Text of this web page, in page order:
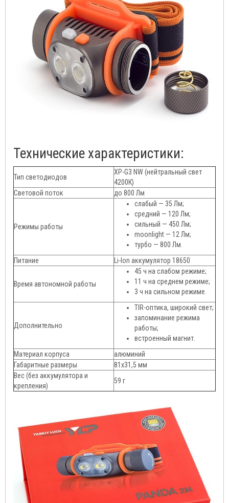
Технические характеристики:
Тип светодиодов
XP-G3 NW (нейтральный свет
4200К)
Световой поток
до 800 Лм
Режимы работы
слабый — 35 Лм;
средний — 120 Лм;
сильный — 450 Лм;
moonlight — 12 Лм;
турбо — 800 Лм.
Питание
Li-Ion аккумулятор 18650
Время автономной работы
45 ч на слабом режиме;
11 ч на среднем режиме;
3 ч на сильном режиме.
Дополнительно
TIR-оптика, широкий свет;
запоминание режима
работы;
встроенный магнит.
Материал корпуса
алюминий
Габаритные размеры
81х31,5 мм
Вес (без аккумулятора и
крепления)
59 г